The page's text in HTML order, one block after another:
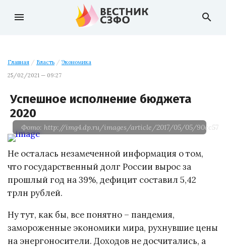
menu search
Главная / Власть / Экономика
25/02/2021 — 09:27
Успешное исполнение бюджета
2020
Фото: http://img4.dp.ru/images/article/2017/05/05/90cc5796-
Не осталась незамеченной информация о том,
что государственный долг России вырос за
прошлый год на 39%, дефицит составил 5,42
трлн рублей.
Ну тут, как бы, все понятно – пандемия,
замороженные экономики мира, рухнувшие цены
на энергоносители. Доходов не досчитались, а